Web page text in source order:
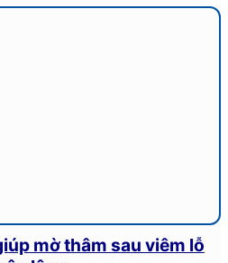
mờ thâm sau viêm lỗ